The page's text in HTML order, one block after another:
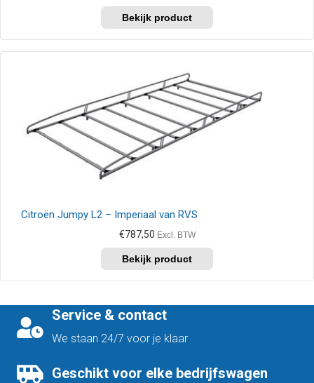
product
heeft
meerdere
Deze
optie
kan
gekozen
worden
op
Citroën Jumpy L2 – Imperiaal van RVS
€787,50 Excl. BTW
Service & contact
We staan 24/7 voor je klaar
Geschikt voor elke bedrijfswagen